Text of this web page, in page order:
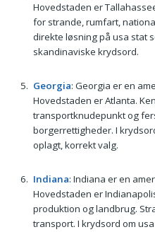
Hovedstaden er
for strande, rumfart,
direkte løsning på usa stat
skandinaviske krydsord.
Georgia: Georgia er en
Hovedstaden er Atlanta.
transportknudepunkt og
borgerrettigheder. I
oplagt, korrekt valg.
Indiana: Indiana er en
Hovedstaden er
produktion og landbrug.
transport. I krydsord om